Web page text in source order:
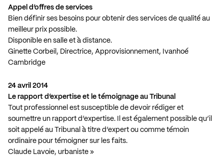
Appel d’offres de services
Bien définir ses besoins pour obtenir des services de qualité au
meilleur prix possible.
Disponible en salle et à distance.
Ginette Corbeil, Directrice, Approvisionnement, Ivanhoé
Cambridge
24 avril 2014
Le rapport d’expertise et le témoignage au Tribunal
Tout professionnel est susceptible de devoir rédiger et
soumettre un rapport d’expertise. Il est également possible qu’il
soit appelé au Tribunal à titre d’expert ou comme témoin
ordinaire pour témoigner sur les faits.
Claude Lavoie, urbaniste »